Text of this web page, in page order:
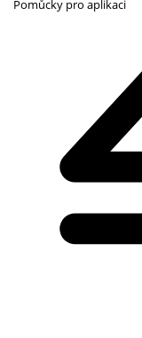
Pomůcky pro aplikaci